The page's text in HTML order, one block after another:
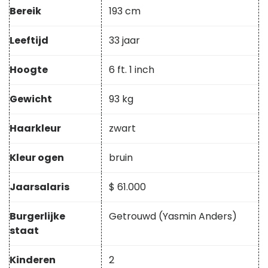
Bereik 193 cm
Leeftijd 33 jaar
Hoogte 6 ft. 1 inch
Gewicht 93 kg
Haarkleur zwart
Kleur ogen bruin
Jaarsalaris $ 61.000
Burgerlijke
staat
Getrouwd (Yasmin Anders)
Kinderen 2